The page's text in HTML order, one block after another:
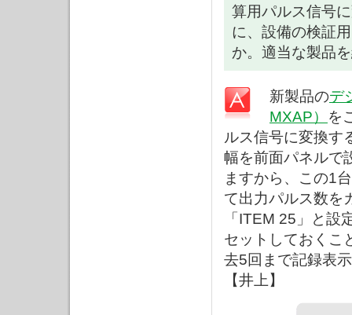
算用パルス信号
に、設備の検証
か。適当な製品
新製品のデ
MXAP） を
ルス信号に変換す
幅を前面パネルで
ますから、この1
て出力パルス数を
「ITEM 25」と設
セットしておくこ
去5回まで記録表
【井上】